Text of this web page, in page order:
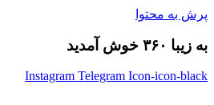
پرش به محتوا
به زیبا ۳۶۰ خوش آمدید
Instagram Telegram Icon-icon-black